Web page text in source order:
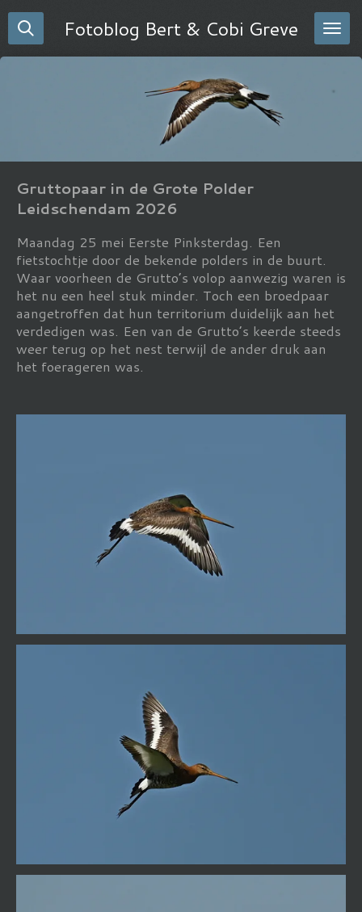
Ga
direct
Fotoblog Bert & Cobi Greve
Gruttopaar in de Grote Polder
Leidschendam 2026
Maandag 25 mei Eerste Pinksterdag. Een
fietstochtje door de bekende polders in de buurt.
Waar voorheen de Grutto’s volop aanwezig waren is
het nu een heel stuk minder. Toch een broedpaar
aangetroffen dat hun territorium duidelijk aan het
verdedigen was. Een van de Grutto’s keerde steeds
weer terug op het nest terwijl de ander druk aan
het foerageren was.